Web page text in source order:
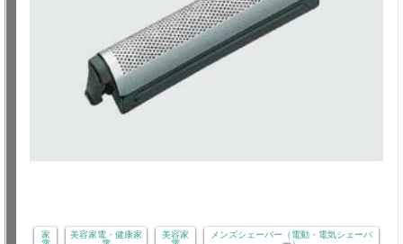
家
美容家電・健康家
美容家
メンズシェーバー（電動・電気シェーバ